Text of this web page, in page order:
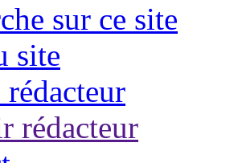
sur ce site
site
rédacteur
rédacteur